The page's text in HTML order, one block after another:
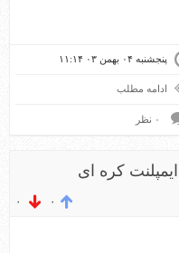
پنجشنبه ۰۴ بهمن ۰۳ ۱۱:۱۴
ادامه مطلب
۰ نظر
کره ای
۰ ۰